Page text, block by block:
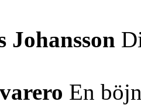
Johansson
En